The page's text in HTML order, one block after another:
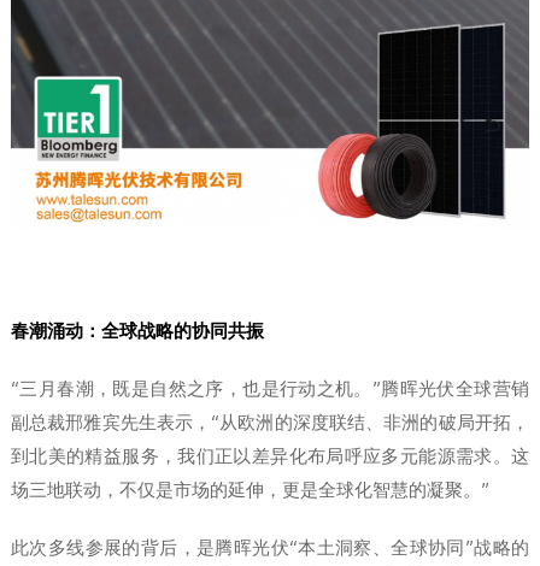
春潮涌动：全球战略的协同共振
“三月春潮，既是自然之序，也是行动之机。”腾晖光伏全球营销
副总裁邢雅宾先生表示，“从欧洲的深度联结、非洲的破局开拓，
到北美的精益服务，我们正以差异化布局呼应多元能源需求。这
场三地联动，不仅是市场的延伸，更是全球化智慧的凝聚。”
此次多线参展的背后，是腾晖光伏“本土洞察、全球协同”战略的